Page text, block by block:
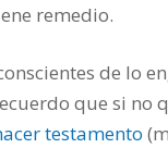
remedio.
de lo
que si no
testamento